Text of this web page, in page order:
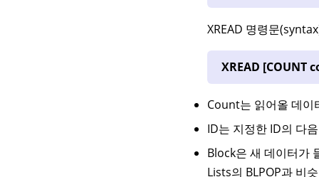
XREAD 명령문
XREAD [COUNT
Count는 읽어올 데이
ID는 지정한 ID의 다
Block은 새 데이터가
Lists의 BLPOP과 비